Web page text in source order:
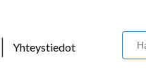
| Yhteystiedot